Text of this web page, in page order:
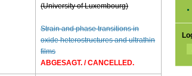
(University of Luxembourg)
Strain and phase transitions in
oxide heterostructures and ultrathin
films
ABGESAGT. / CANCELLED.